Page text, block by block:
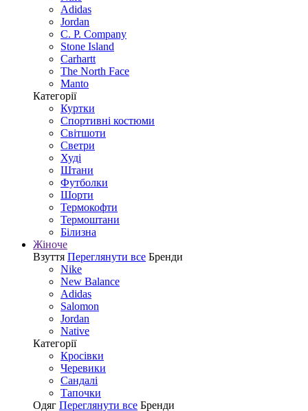
Adidas
Jordan
C. P. Company
Stone Island
Carhartt
The North Face
Manto
Категорії
Куртки
Спортивні костюми
Світшоти
Светри
Худі
Штани
Футболки
Шорти
Термокофти
Термоштани
Білизна
Жіноче
Взуття Переглянути все Бренди
Nike
New Balance
Adidas
Salomon
Jordan
Native
Категорії
Кросівки
Черевики
Сандалі
Tапочки
Одяг Переглянути все Бренди